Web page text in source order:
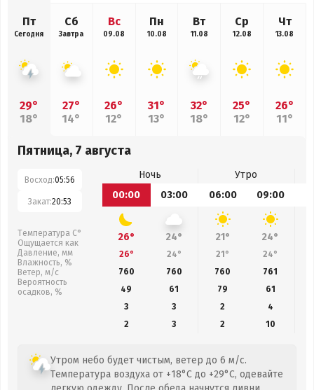
Пт
Сегодня
29°
18°
Сб
Завтра
27°
14°
Вс
09.08
26°
12°
Пн
10.08
31°
13°
Вт
11.08
32°
18°
Ср
12.08
25°
12°
Чт
13.08
26°
11°
Пятница, 7 августа
Восход:05:56
Закат:20:53
Температура С°
Ощущается как
Давление, мм
Влажность, %
Ветер, м/с
Вероятность
осадков, %
Ночь
Утро
00:00
03:00 06:00 09:00
26° 24° 21° 24°
26° 24° 21° 24°
760
760 760 761
49
61 79 61
3
3 2
4
2
3 2 10
Утром небо будет чистым, ветер до 6 м/с.
Температура воздуха от +18°C до +29°C, одевайте